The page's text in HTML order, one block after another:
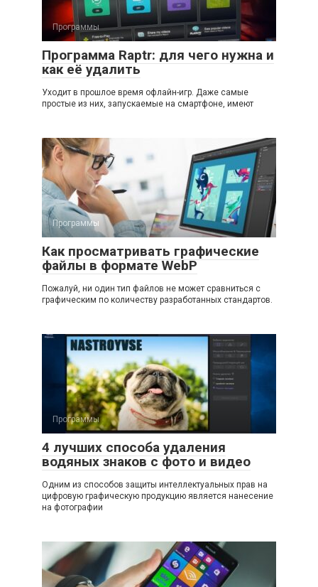
Программы
Программа Raptr: для чего нужна и
как её удалить
Уходит в прошлое время офлайн-игр. Даже самые
простые из них, запускаемые на смартфоне, имеют
Программы
Как просматривать графические
файлы в формате WebP
Пожалуй, ни один тип файлов не может сравниться с
графическим по количеству разработанных стандартов.
Программы
4 лучших способа удаления
водяных знаков с фото и видео
Одним из способов защиты интеллектуальных прав на
цифровую графическую продукцию является нанесение
на фотографии